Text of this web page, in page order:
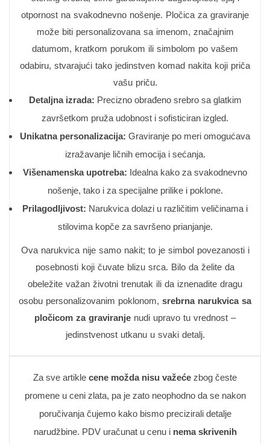
otpornost na svakodnevno nošenje. Pločica za graviranje
može biti personalizovana sa imenom, značajnim
datumom, kratkom porukom ili simbolom po vašem
odabiru, stvarajući tako jedinstven komad nakita koji priča
vašu priču.
Detaljna izrada: Precizno obrađeno srebro sa glatkim
završetkom pruža udobnost i sofisticiran izgled.
Unikatna personalizacija: Graviranje po meri omogućava
izražavanje ličnih emocija i sećanja.
Višenamenska upotreba: Idealna kako za svakodnevno
nošenje, tako i za specijalne prilike i poklone.
Prilagodljivost: Narukvica dolazi u različitim veličinama i
stilovima kopče za savršeno prianjanje.
Ova narukvica nije samo nakit; to je simbol povezanosti i
posebnosti koji čuvate blizu srca. Bilo da želite da
obeležite važan životni trenutak ili da iznenadite dragu
osobu personalizovanim poklonom, srebrna narukvica sa
pločicom za graviranje nudi upravo tu vrednost –
jedinstvenost utkanu u svaki detalj.
Za sve artikle cene možda nisu važeće zbog česte
promene u ceni zlata, pa je zato neophodno da se nakon
poručivanja čujemo kako bismo precizirali detalje
narudžbine. PDV uračunat u cenu i nema skrivenih